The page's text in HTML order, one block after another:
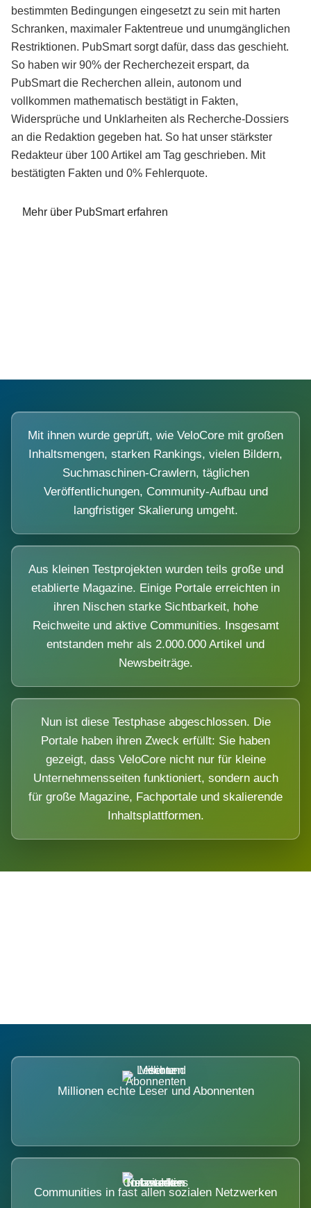
bestimmten Bedingungen eingesetzt zu sein mit harten
Schranken, maximaler Faktentreue und unumgänglichen
Restriktionen. PubSmart sorgt dafür, dass das geschieht.
So haben wir 90% der Recherchezeit erspart, da
PubSmart die Recherchen allein, autonom und
vollkommen mathematisch bestätigt in Fakten,
Widersprüche und Unklarheiten als Recherche-Dossiers
an die Redaktion gegeben hat. So hat unser stärkster
Redakteur über 100 Artikel am Tag geschrieben. Mit
bestätigten Fakten und 0% Fehlerquote.
Mehr über PubSmart erfahren
Mit ihnen wurde geprüft, wie VeloCore mit großen
Inhaltsmengen, starken Rankings, vielen Bildern,
Suchmaschinen-Crawlern, täglichen
Veröffentlichungen, Community-Aufbau und
langfristiger Skalierung umgeht.
Aus kleinen Testprojekten wurden teils große und
etablierte Magazine. Einige Portale erreichten in
ihren Nischen starke Sichtbarkeit, hohe
Reichweite und aktive Communities. Insgesamt
entstanden mehr als 2.000.000 Artikel und
Newsbeiträge.
Nun ist diese Testphase abgeschlossen. Die
Portale haben ihren Zweck erfüllt: Sie haben
gezeigt, dass VeloCore nicht nur für kleine
Unternehmensseiten funktioniert, sondern auch
für große Magazine, Fachportale und skalierende
Inhaltsplattformen.
Millionen echte Leser und Abonnenten
Communities in fast allen sozialen Netzwerken